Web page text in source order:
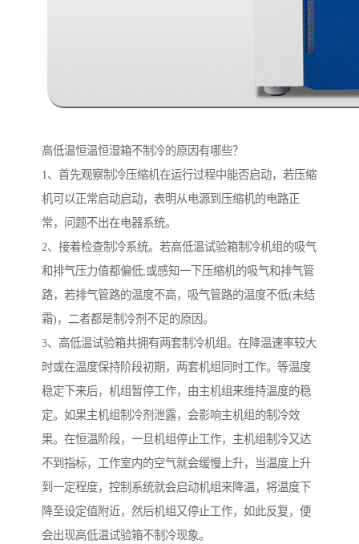
高低温恒温恒湿箱不制冷的原因有哪些？
1、首先观察制冷压缩机在运行过程中能否启动，若压缩
机可以正常启动启动，表明从电源到压缩机的电路正
常，问题不出在电器系统。
2、接着检查制冷系统。若高低温试验箱制冷机组的吸气
和排气压力值都偏低;或感知一下压缩机的吸气和排气管
路，若排气管路的温度不高，吸气管路的温度不低(未结
霜)，二者都是制冷剂不足的原因。
3、高低温试验箱共拥有两套制冷机组。在降温速率较大
时或在温度保持阶段初期，两套机组同时工作。等温度
稳定下来后，机组暂停工作，由主机组来维持温度的稳
定。如果主机组制冷剂泄露，会影响主机组的制冷效
果。在恒温阶段，一旦机组停止工作，主机组制冷又达
不到指标，工作室内的空气就会缓慢上升，当温度上升
到一定程度，控制系统就会启动机组来降温，将温度下
降至设定值附近，然后机组又停止工作，如此反复，便
会出现高低温试验箱不制冷现象。